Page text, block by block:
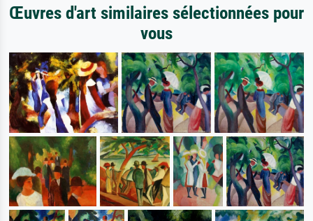
Œuvres d'art similaires sélectionnées pour
vous